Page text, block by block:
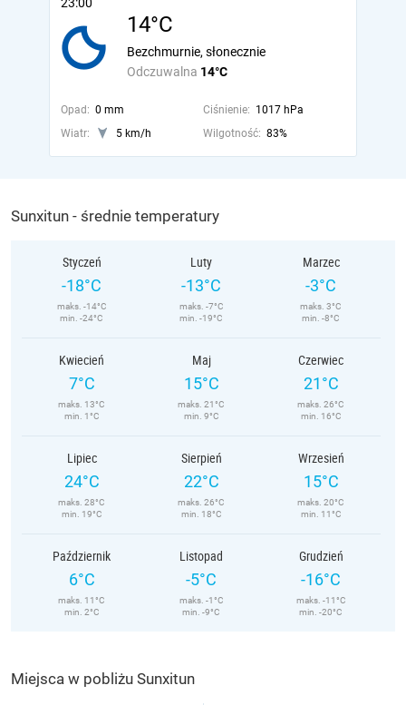
14°C
Odczuwalna 14°C
Bezchmurnie, słonecznie
Opad: 0 mm Ciśnienie: 1017 hPa
Wiatr:
5 km/h Wilgotność: 83%
Sunxitun - średnie temperatury
Styczeń
-18°C
maks. -14°C
min. -24°C
Luty
-13°C
maks. -7°C
min. -19°C
Marzec
-3°C
maks. 3°C
min. -8°C
Kwiecień
7°C
maks. 13°C
min. 1°C
Maj
15°C
maks. 21°C
min. 9°C
Czerwiec
21°C
maks. 26°C
min. 16°C
Lipiec
24°C
maks. 28°C
min. 19°C
Sierpień
22°C
maks. 26°C
min. 18°C
Wrzesień
15°C
maks. 20°C
min. 11°C
Październik
6°C
maks. 11°C
min. 2°C
Listopad
-5°C
maks. -1°C
min. -9°C
Grudzień
-16°C
maks. -11°C
min. -20°C
Miejsca w pobliżu Sunxitun